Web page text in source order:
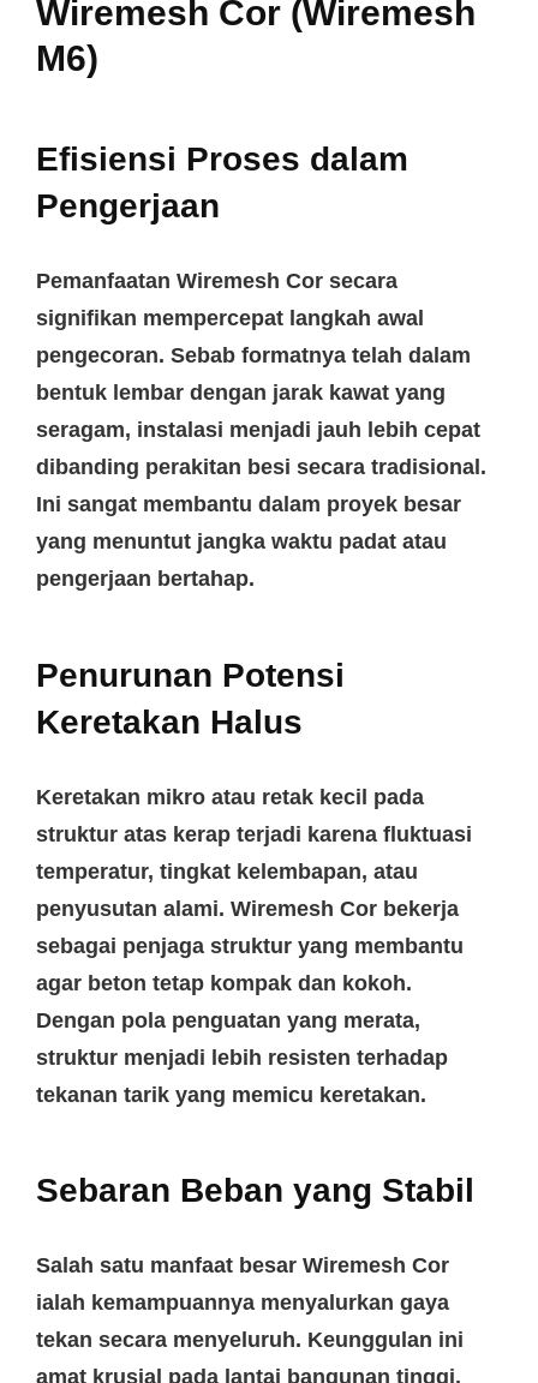
Wiremesh Cor (Wiremesh
M6)
Efisiensi Proses dalam
Pengerjaan
Pemanfaatan Wiremesh Cor secara
signifikan mempercepat langkah awal
pengecoran. Sebab formatnya telah dalam
bentuk lembar dengan jarak kawat yang
seragam, instalasi menjadi jauh lebih cepat
dibanding perakitan besi secara tradisional.
Ini sangat membantu dalam proyek besar
yang menuntut jangka waktu padat atau
pengerjaan bertahap.
Penurunan Potensi
Keretakan Halus
Keretakan mikro atau retak kecil pada
struktur atas kerap terjadi karena fluktuasi
temperatur, tingkat kelembapan, atau
penyusutan alami. Wiremesh Cor bekerja
sebagai penjaga struktur yang membantu
agar beton tetap kompak dan kokoh.
Dengan pola penguatan yang merata,
struktur menjadi lebih resisten terhadap
tekanan tarik yang memicu keretakan.
Sebaran Beban yang Stabil
Salah satu manfaat besar Wiremesh Cor
ialah kemampuannya menyalurkan gaya
tekan secara menyeluruh. Keunggulan ini
amat krusial pada lantai bangunan tinggi,